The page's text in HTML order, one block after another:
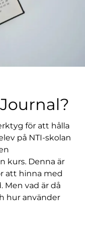
för att hålla
på NTI-skolan
kurs. Denna är
att hinna med
vad är då
hur använder